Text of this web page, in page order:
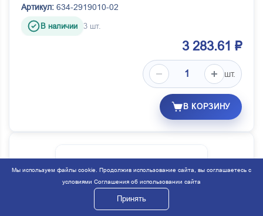
Артикул: 634-2919010-02
В наличии 3 шт.
3 283.61 ₽
шт.
В КОРЗИНУ
Мы используем файлы cookie. Продолжив использование сайта, вы соглашаетесь с
условиями Соглашения об использовании сайта
Принять